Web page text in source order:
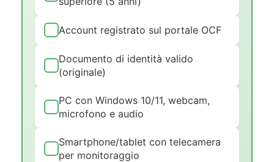
Account registrato sul portale OCF
Documento di identità valido
(originale)
PC con Windows 10/11, webcam,
microfono e audio
Smartphone/tablet con telecamera
per monitoraggio